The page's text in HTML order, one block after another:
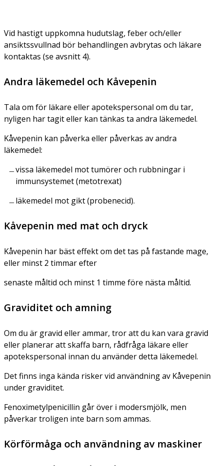
Vid hastigt uppkomna hudutslag, feber och/eller
ansiktssvullnad bör behandlingen avbrytas och läkare
kontaktas (se avsnitt 4).
Andra läkemedel och Kåvepenin
Tala om för läkare eller apotekspersonal om du tar,
nyligen har tagit eller kan tänkas ta andra läkemedel.
Kåvepenin kan påverka eller påverkas av andra
läkemedel:
vissa läkemedel mot tumörer och rubbningar i
immunsystemet (metotrexat)
läkemedel mot gikt (probenecid).
Kåvepenin med mat och dryck
Kåvepenin har bäst effekt om det tas på fastande mage,
eller minst 2 timmar efter
senaste måltid och minst 1 timme före nästa måltid.
Graviditet och amning
Om du är gravid eller ammar, tror att du kan vara gravid
eller planerar att skaffa barn, rådfråga läkare eller
apotekspersonal innan du använder detta läkemedel.
Det finns inga kända risker vid användning av Kåvepenin
under graviditet.
Fenoximetylpenicillin går över i modersmjölk, men
påverkar troligen inte barn som ammas.
Körförmåga och användning av maskiner